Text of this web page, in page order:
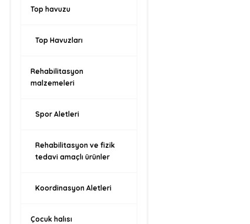
Top havuzu
Top Havuzları
Rehabilitasyon
malzemeleri
Spor Aletleri
Rehabilitasyon ve fizik
tedavi amaçlı ürünler
Koordinasyon Aletleri
Çocuk halısı